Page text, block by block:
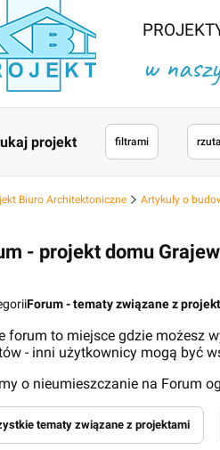
w
projekt filtrami
Biuro Architektoniczne Artykuły o
- projekt domu
Forum - tematy związane z
forum to miejsce gdzie możesz
- inni użytkownicy mogą być
o nieumieszczanie na Forum
tematy związane z projektami